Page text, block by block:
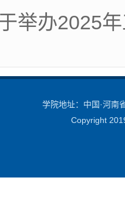
举办2025
学院地址：中国·河南
Copyright